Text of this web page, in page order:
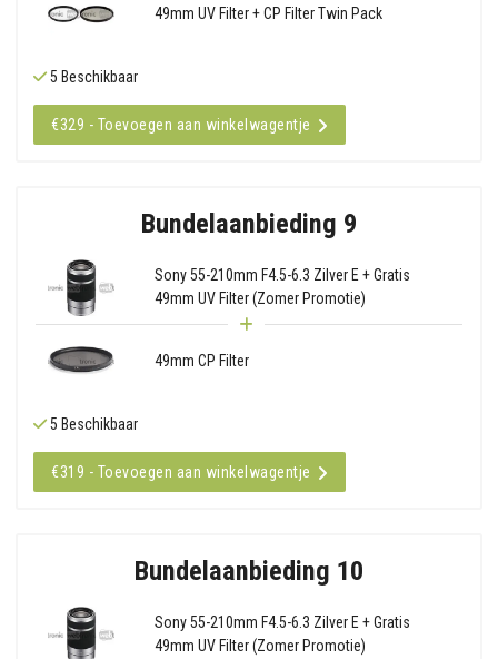
49mm UV Filter + CP Filter Twin Pack
5 Beschikbaar
€329 - Toevoegen aan winkelwagentje
Bundelaanbieding 9
Sony 55-210mm F4.5-6.3 Zilver E + Gratis
49mm UV Filter (Zomer Promotie)
49mm CP Filter
5 Beschikbaar
€319 - Toevoegen aan winkelwagentje
Bundelaanbieding 10
Sony 55-210mm F4.5-6.3 Zilver E + Gratis
49mm UV Filter (Zomer Promotie)